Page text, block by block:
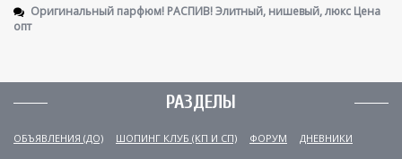
Оригинальный парфюм! РАСПИВ! Элитный, нишевый, люкс Цена
опт
РАЗДЕЛЫ
ОБЪЯВЛЕНИЯ (ДО) ШОПИНГ КЛУБ (КП И СП) ФОРУМ ДНЕВНИКИ